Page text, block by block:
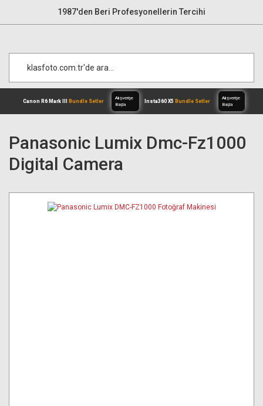
1987'den Beri Profesyonellerin Tercihi
Canon R6 Mark IIIBundle Setler
Panasonic Lumix Dmc-Fz1000
Digital Camera